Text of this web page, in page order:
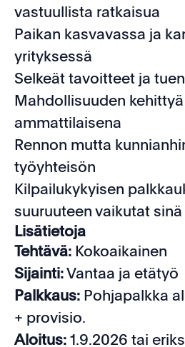
vastuullista ratkaisua
Paikan kasvavassa ja
yrityksessä
Selkeät tavoitteet ja
Mahdollisuuden
ammattilaisena
Rennon mutta
työyhteisön
Kilpailukykyisen
suuruuteen vaikutat
Lisätietoja
Tehtävä: Kokoaikainen
Sijainti:Vantaa ja etätyö
Palkkaus: Pohjapalkka
+ provisio.
Aloitus:1.9.2026 tai